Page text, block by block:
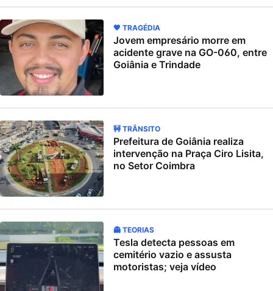
🖤 TRAGÉDIA
Jovem empresário morre em
acidente grave na GO-060, entre
Goiânia e Trindade
🚧 TRÂNSITO
Prefeitura de Goiânia realiza
intervenção na Praça Ciro Lisita,
no Setor Coimbra
👻 TEORIAS
Tesla detecta pessoas em
cemitério vazio e assusta
motoristas; veja vídeo